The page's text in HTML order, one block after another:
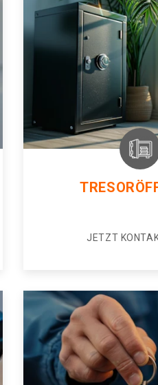
JETZT